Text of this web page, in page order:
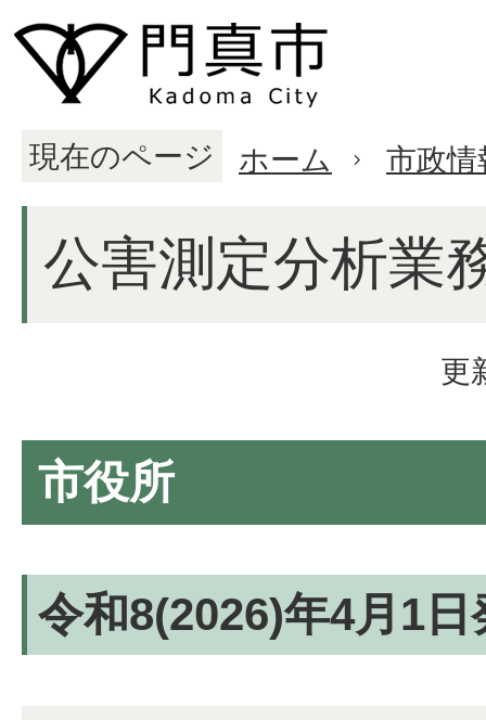
現在のページ ホーム 市政情
公害測定分析業
更
市役所
令和8(2026)年4月1日